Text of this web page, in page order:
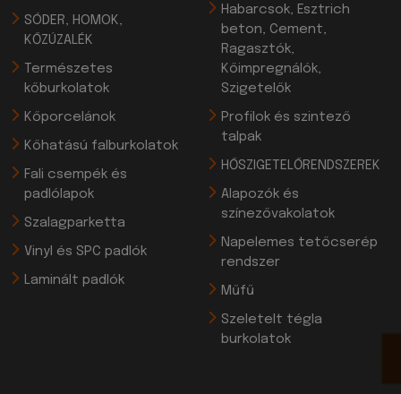
SÓDER, HOMOK,
KŐZÚZALÉK
Természetes
kőburkolatok
Kőporcelánok
Kőhatású falburkolatok
Fali csempék és
padlólapok
Szalagparketta
Vinyl és SPC padlók
Laminált padlók
Habarcsok, Esztrich
beton, Cement,
Ragasztók,
Kőimpregnálók,
Szigetelők
Profilok és szintező
talpak
HŐSZIGETELŐRENDSZEREK
Alapozók és
színezővakolatok
Napelemes tetőcserép
rendszer
Műfű
Szeletelt tégla
burkolatok